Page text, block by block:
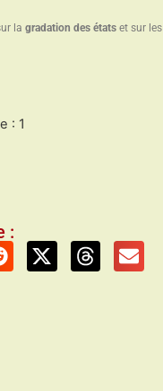
la gradation des états et sur les
: 1
: